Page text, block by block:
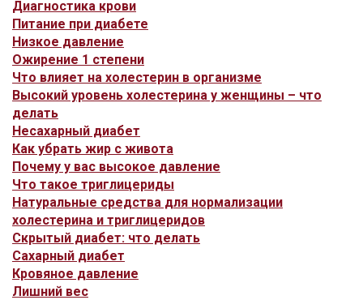
Диагностика крови
Питание при диабете
Низкое давление
Ожирение 1 степени
Что влияет на холестерин в организме
Высокий уровень холестерина у женщины – что
делать
Несахарный диабет
Как убрать жир с живота
Почему у вас высокое давление
Что такое триглицериды
Натуральные средства для нормализации
холестерина и триглицеридов
Cкрытый диабет: что делать
Сахарный диабет
Кровяное давление
Лишний вес